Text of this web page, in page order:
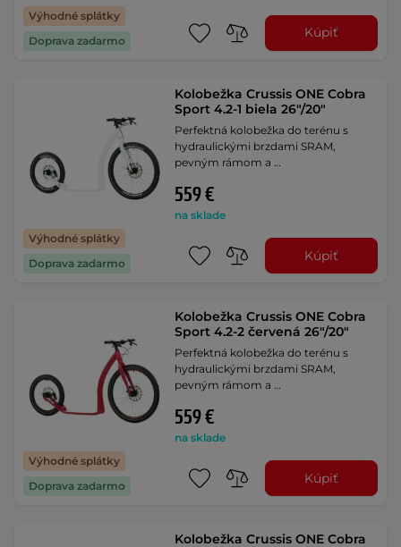
Výhodné splátky
Doprava zadarmo
Kúpiť
Výhodné splátky
Doprava zadarmo
Kolobežka Crussis ONE Cobra
Sport 4.2-1 biela 26"/20"
Perfektná kolobežka do terénu s
hydraulickými brzdami SRAM,
pevným rámom a …
559 €
na sklade
Kúpiť
Výhodné splátky
Doprava zadarmo
Kolobežka Crussis ONE Cobra
Sport 4.2-2 červená 26"/20"
Perfektná kolobežka do terénu s
hydraulickými brzdami SRAM,
pevným rámom a …
559 €
na sklade
Kúpiť
Kolobežka Crussis ONE Cobra